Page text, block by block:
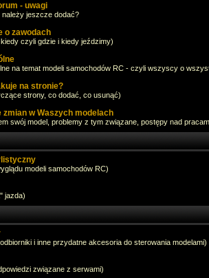
- uwagi
należy jeszcze dodać?
o zawodach
czyli gdzie i kiedy jeździmy)
na temat modeli samochodów RC - czyli wszyscy o
na stronie?
strony, co dodać, co usunąć)
zmian w Waszych modelach
swój model, problemy z tym związane, postępy nad
modeli samochodów RC)
jazda)
i inne przydatne akcesoria do sterowania modelami)
związane z serwami)